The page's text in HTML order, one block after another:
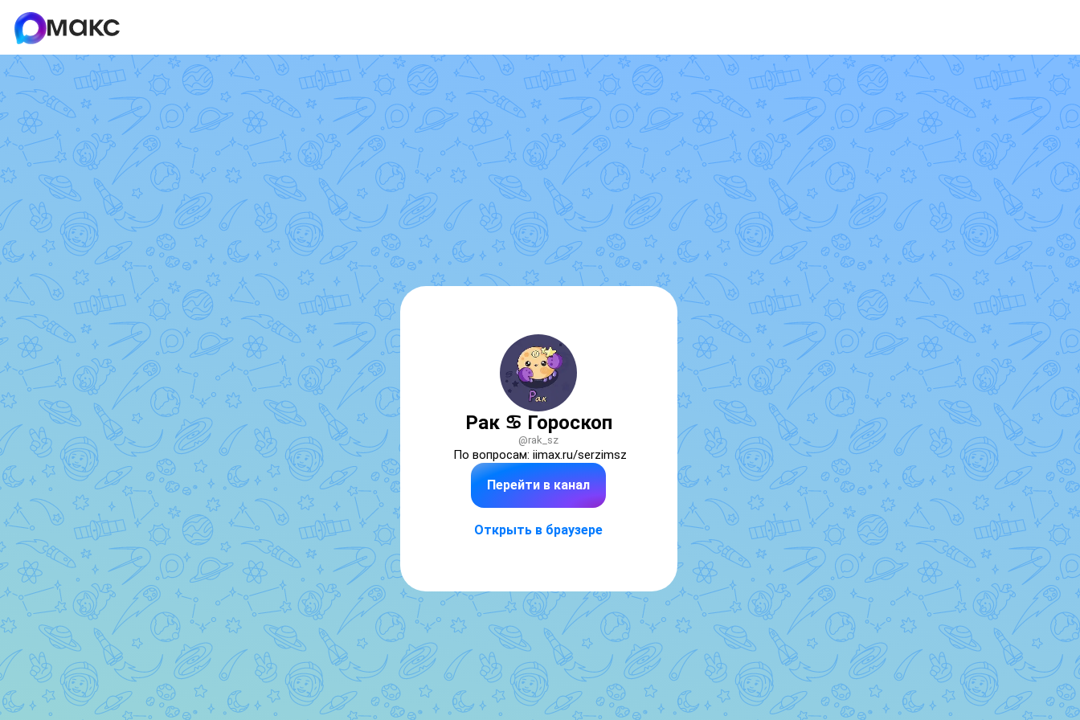
Рак ♋︎ Гороскоп
@rak_sz
По вопросам: iimax.ru/serzimsz
Перейти в канал
Открыть в браузере